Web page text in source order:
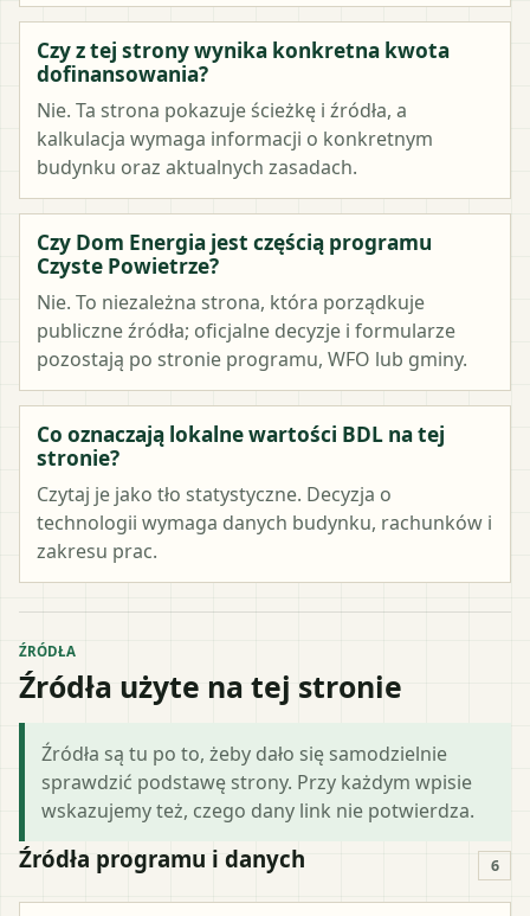
Czy z tej strony wynika konkretna kwota
dofinansowania?
Nie. Ta strona pokazuje ścieżkę i źródła, a
kalkulacja wymaga informacji o konkretnym
budynku oraz aktualnych zasadach.
Czy Dom Energia jest częścią programu
Czyste Powietrze?
Nie. To niezależna strona, która porządkuje
publiczne źródła; oficjalne decyzje i formularze
pozostają po stronie programu, WFO lub gminy.
Co oznaczają lokalne wartości BDL na tej
stronie?
Czytaj je jako tło statystyczne. Decyzja o
technologii wymaga danych budynku, rachunków i
zakresu prac.
ŹRÓDŁA
Źródła użyte na tej stronie
Źródła są tu po to, żeby dało się samodzielnie
sprawdzić podstawę strony. Przy każdym wpisie
wskazujemy też, czego dany link nie potwierdza.
Źródła programu i danych 6